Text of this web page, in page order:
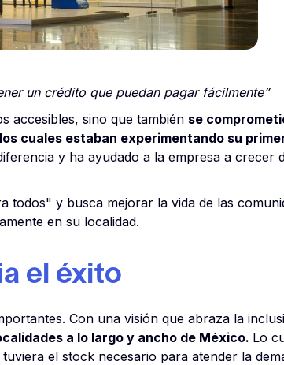
un crédito que puedan pagar fácilmente”
accesibles, sino que también se
cuales estaban experimentando su
y ha ayudado a la empresa a crecer
y busca mejorar la vida de las
en su localidad.
el éxito
Con una visión que abraza la
a lo largo y ancho de México. Lo
el stock necesario para atender la